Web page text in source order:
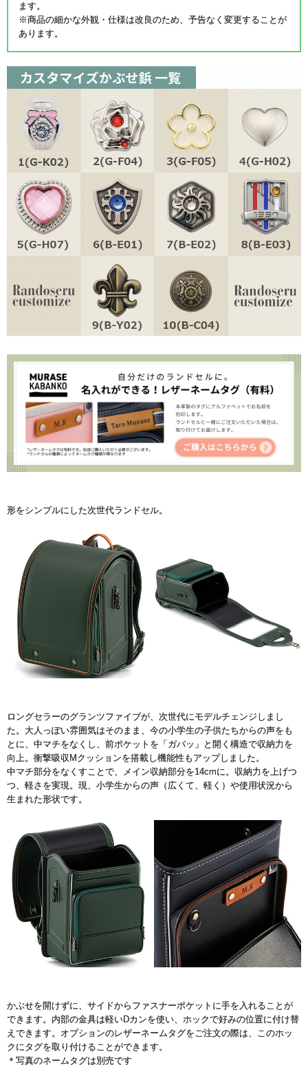
ます。
※商品の細かな外観・仕様は改良のため、予告なく変更することが
あります。
形をシンプルにした次世代ランドセル。
ロングセラーのグランツファイブが、次世代にモデルチェンジしまし
た。大人っぽい雰囲気はそのまま、今の小学生の子供たちからの声をも
とに、中マチをなくし、前ポケットを「ガバッ」と開く構造で収納力を
向上。衝撃吸収Mクッションを搭載し機能性もアップしました。
中マチ部分をなくすことで、メイン収納部分を14cmに。収納力を上げつ
つ、軽さを実現。現、小学生からの声（広くて、軽く）や使用状況から
生まれた形状です。
かぶせを開けずに、サイドからファスナーポケットに手を入れることが
できます。内部の金具は軽いDカンを使い、ホックで好みの位置に付け替
えできます。オプションのレザーネームタグをご注文の際は、このホッ
クにタグを取り付けることができます。
＊写真のネームタグは別売です